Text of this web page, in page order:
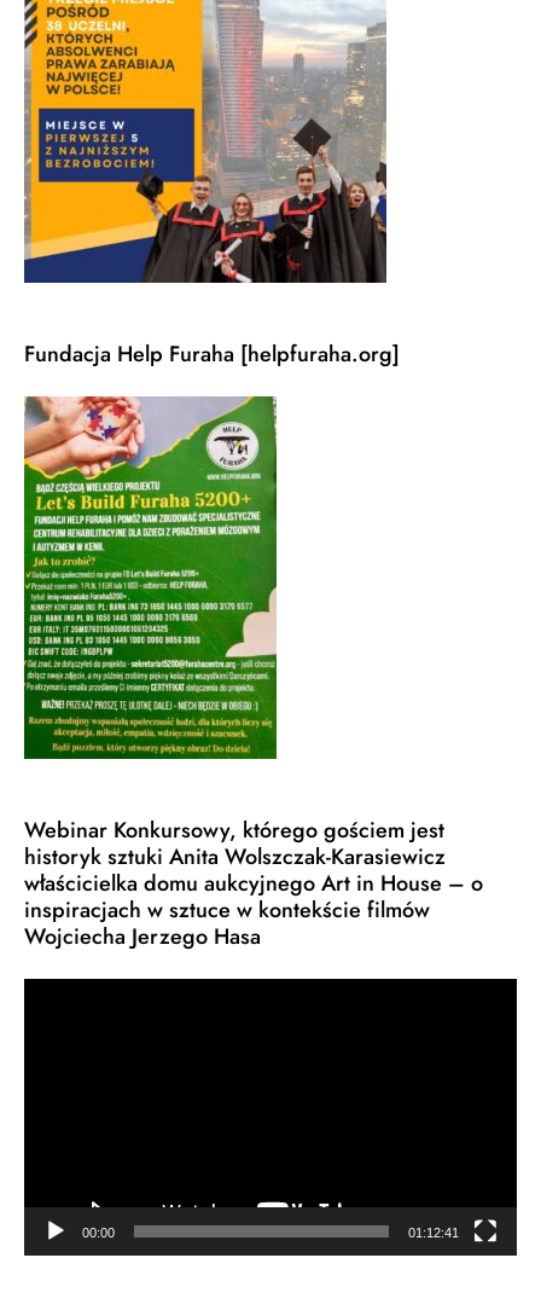
Fundacja Help Furaha [helpfuraha.org]
Webinar Konkursowy, którego gościem jest
historyk sztuki Anita Wolszczak-Karasiewicz
właścicielka domu aukcyjnego Art in House – o
inspiracjach w sztuce w kontekście filmów
Wojciecha Jerzego Hasa
00:00 01:12:41